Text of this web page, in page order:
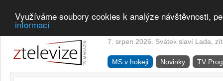
Využíváme soubory cookies k analýze návštěvnosti,
informací
7. srpen 2026. Svátek slaví Lada,
MS v hokeji Novinky TV